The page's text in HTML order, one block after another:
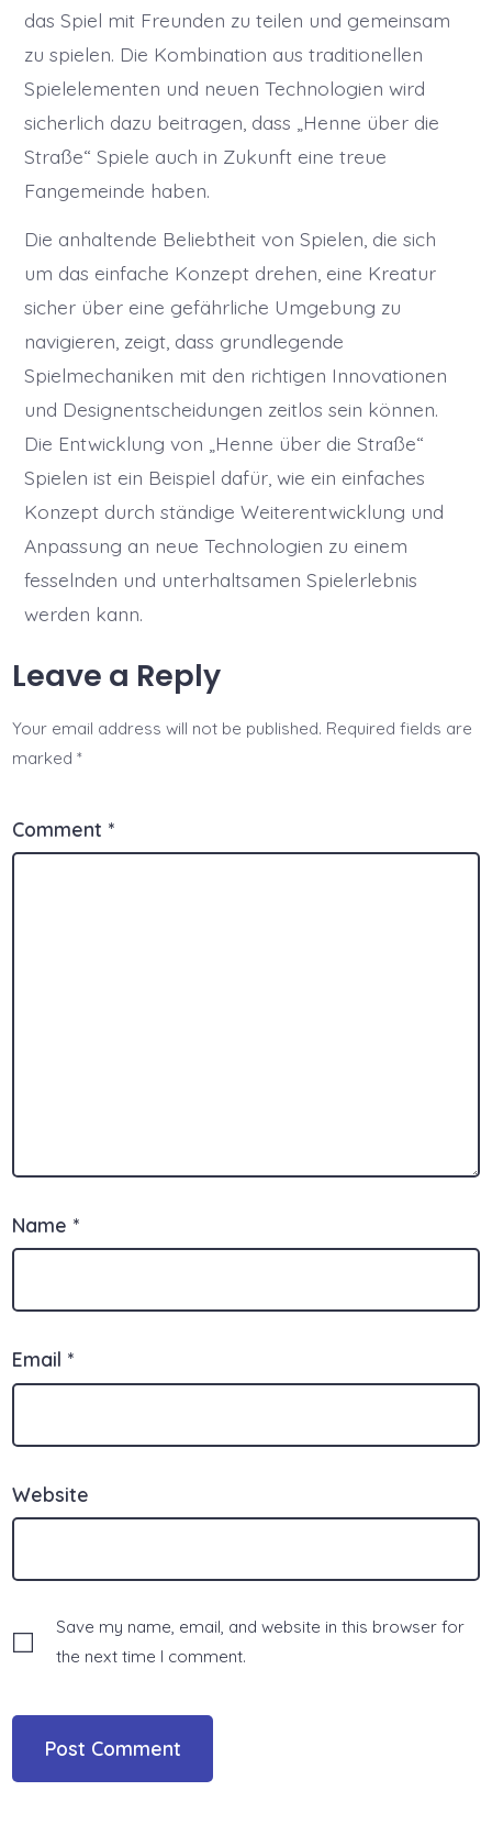
das Spiel mit Freunden zu teilen und gemeinsam
zu spielen. Die Kombination aus traditionellen
Spielelementen und neuen Technologien wird
sicherlich dazu beitragen, dass „Henne über die
Straße“ Spiele auch in Zukunft eine treue
Fangemeinde haben.
Die anhaltende Beliebtheit von Spielen, die sich
um das einfache Konzept drehen, eine Kreatur
sicher über eine gefährliche Umgebung zu
navigieren, zeigt, dass grundlegende
Spielmechaniken mit den richtigen Innovationen
und Designentscheidungen zeitlos sein können.
Die Entwicklung von „Henne über die Straße“
Spielen ist ein Beispiel dafür, wie ein einfaches
Konzept durch ständige Weiterentwicklung und
Anpassung an neue Technologien zu einem
fesselnden und unterhaltsamen Spielerlebnis
werden kann.
Leave a Reply
Your email address will not be published. Required fields are
marked*
Comment *
Name *
Email *
Website
Save my name, email, and website in this browser for
the next time I comment.